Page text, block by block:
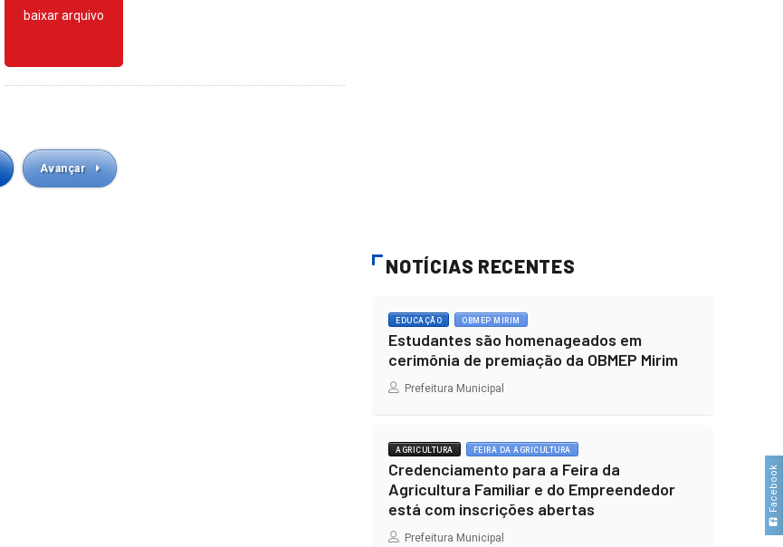
Facebook
baixar arquivo
Avançar
NOTÍCIAS RECENTES
EDUCAÇÃO OBMEP MIRIM
Estudantes são homenageados em
cerimônia de premiação da OBMEP Mirim
Prefeitura Municipal
AGRICULTURA FEIRA DA AGRICULTURA
Credenciamento para a Feira da
Agricultura Familiar e do Empreendedor
está com inscrições abertas
Prefeitura Municipal